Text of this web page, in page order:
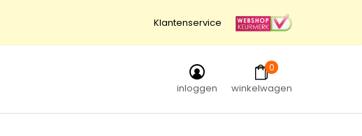
Klantenservice
inloggen
0
winkelwagen